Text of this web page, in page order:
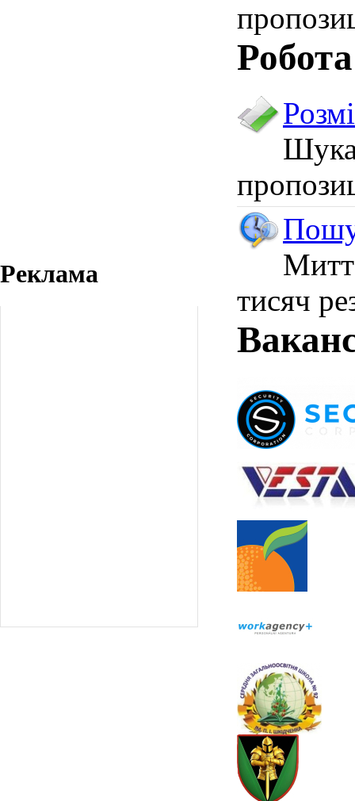
тисяч
Реклама